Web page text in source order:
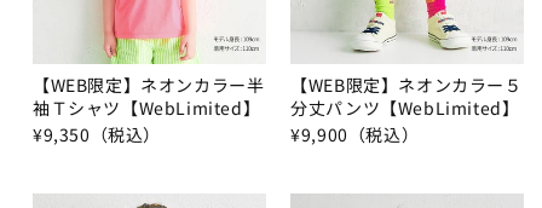
【WEB限定】ネオンカラー半
袖Ｔシャツ【WebLimited】
¥9,350（税込）
【WEB限定】ネオンカラー５
分丈パンツ【WebLimited】
¥9,900（税込）